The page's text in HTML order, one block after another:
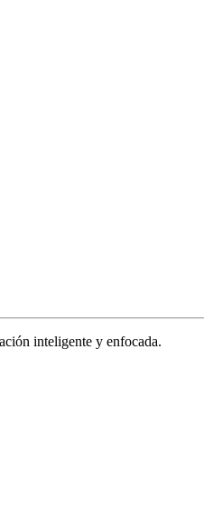
inteligente y enfocada.